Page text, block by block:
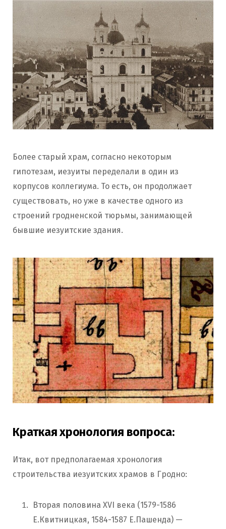
Более старый храм, согласно некоторым
гипотезам, иезуиты переделали в один из
корпусов коллегиума. То есть, он продолжает
существовать, но уже в качестве одного из
строений гродненской тюрьмы, занимающей
бывшие иезуитские здания.
Краткая хронология вопроса:
Итак, вот предполагаемая хронология
строительства иезуитских храмов в Гродно:
Вторая половина XVI века (1579-1586
Е.Квитницкая, 1584-1587 Е.Пашенда) —